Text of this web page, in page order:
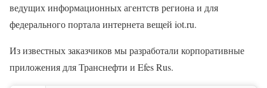
ведущих информационных агентств региона и для
федерального портала интернета вещей iot.ru.
Из известных заказчиков мы разработали корпоративные
приложения для Транснефти и Efes Rus.